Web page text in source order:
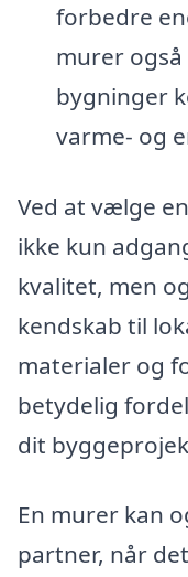
forbedre
murer
bygninger
varme- og
Ved at vælge
ikke kun
kvalitet, men
kendskab til
materialer og
betydelig
dit
En murer kan
partner, når